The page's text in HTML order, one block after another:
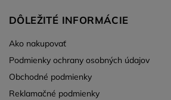
DÔLEŽITÉ INFORMÁCIE
Ako nakupovať
Podmienky ochrany osobných údajov
Obchodné podmienky
Reklamačné podmienky